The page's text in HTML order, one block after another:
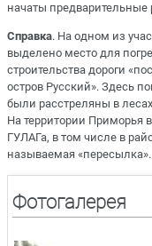
начаты
Справка. На одном из
выделено место для
строительства дороги
остров Русский». Здесь
были расстреляны в
На территории Приморья
ГУЛАГа, в том числе в
называемая «пересылка».
Фотогалерея